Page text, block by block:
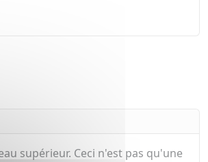
supérieur. Ceci n'est pas qu'une